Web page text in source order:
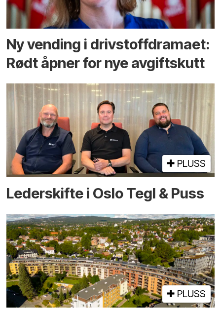
Ny vending i drivstoffdramaet:
Rødt åpner for nye avgiftskutt
PLUSS
Lederskifte i Oslo Tegl & Puss
PLUSS